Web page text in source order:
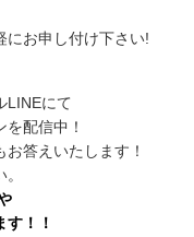
にお申し付け下さい!
LINEにて
配信中！
答えいたします！
！！